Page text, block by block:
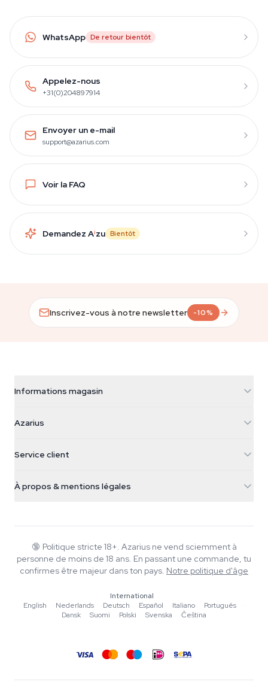
WhatsApp De retour bientôt
Appelez-nous
+31(0)204897914
Envoyer un e-mail
support@azarius.com
Voir la FAQ
Demandez Aizu Bientôt
Inscrivez-vous à notre newsletter -10%
Informations magasin
Galvaniweg 11
Nederland
+31(0)204897914
Azarius
Smokeshop
Service client
Politique de retour
Politique de confidentialité
À propos & mentions légales
Wiki
Rédacteurs
Outils & Calculateurs
🔞 Politique stricte 18+. Azarius ne vend sciemment à
personne de moins de 18 ans. En passant une commande, tu
confirmes être majeur dans ton pays. Notre politique d'âge
International
English
·Nederlands ·Deutsch ·Español ·Italiano ·Português
·
Dansk
·Suomi ·Polski ·Svenska ·Čeština